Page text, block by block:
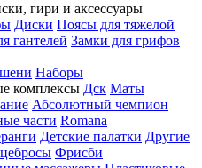
гири и аксессуары
Диски Поясы для тяжелой
гантелей Замки для грифов
Наборы
комплексы Дск Маты
Абсолютный чемпион
части Romana
Детские палатки Другие
Фрисби